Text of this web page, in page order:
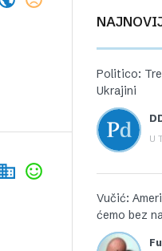
Politico:
Ukrajini
U
Vučić:
ćemo bez